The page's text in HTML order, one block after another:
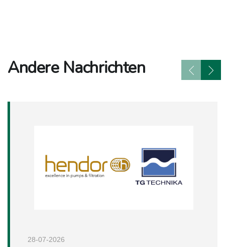
Andere Nachrichten
28-07-2026